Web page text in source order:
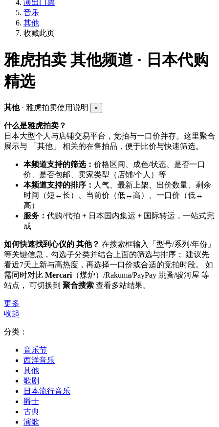
演出门票
音乐
其他
收藏此页
雅虎拍卖 其他频道 · 日本代购
精选
其他· 雅虎拍卖使用说明 ×
什么是雅虎拍卖？
日本大型个人与店铺交易平台，竞拍与一口价并存。这里聚合
展示与 「其他」 相关的在售拍品，便于比价与快速筛选。
本频道支持的筛选： 价格区间、成色/状态、是否一口
价、是否包邮、卖家类型（店铺/个人）等
本频道支持的排序： 人气、最新上架、出价数量、剩余
时间（短↔长）、当前价（低↔高）、一口价（低↔
高）
服务： 代购/代拍 + 日本国内集运 + 国际转运，一站式完
成
如何快速找到心仪的 其他？ 在搜索框输入「型号/系列/年份」
等关键信息，勾选子分类并结合上面的筛选与排序； 建议先
看近7天上新与高热度，再选择一口价或合适的竞拍时段。 如
需同时对比 Mercari （煤炉）/Rakuma/PayPay 跳蚤/骏河屋 等
站点， 可切换到 聚合搜索 查看多站结果。
更多
收起
分类：
音乐节
西洋音乐
其他
歌剧
日本流行音乐
爵士
古典
演歌